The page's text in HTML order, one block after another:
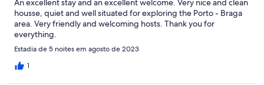
An excellent stay and an excellent welcome. Very nice and clean
housse, quiet and well situated for exploring the Porto - Braga
area. Very friendly and welcoming hosts. Thank you for
everything.
Estadia de 5 noites em agosto de 2023
1